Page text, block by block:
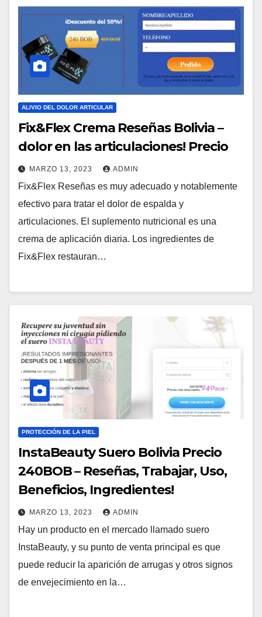
ALIVIO DEL DOLOR ARTICULAR
Fix&Flex Crema Reseñas Bolivia –
dolor en las articulaciones! Precio
MARZO 13, 2023 ADMIN
Fix&Flex Reseñas es muy adecuado y notablemente
efectivo para tratar el dolor de espalda y
articulaciones. El suplemento nutricional es una
crema de aplicación diaria. Los ingredientes de
Fix&Flex restauran…
PROTECCIÓN DE LA PIEL
InstaBeauty Suero Bolivia Precio
240BOB – Reseñas, Trabajar, Uso,
Beneficios, Ingredientes!
MARZO 13, 2023 ADMIN
Hay un producto en el mercado llamado suero
InstaBeauty, y su punto de venta principal es que
puede reducir la aparición de arrugas y otros signos
de envejecimiento en la…